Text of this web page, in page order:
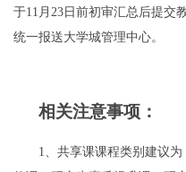
于11 月23日前初审汇总后提交
统一报送大学城管理中心。
相关注意事项：
1
、共享课课程类别建议